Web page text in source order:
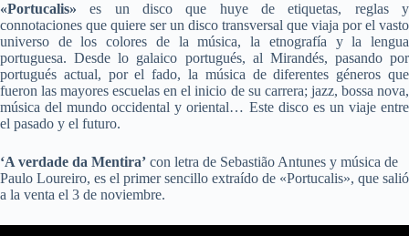
«Portucalis»es un disco que huye de etiquetas, reglas y
connotaciones que quiere ser un disco transversal que viaja por el vasto
universo de los colores de la música, la etnografía y la lengua
portuguesa. Desde lo galaico portugués, al Mirandés, pasando por
portugués actual, por el fado, la música de diferentes géneros que
fueron las mayores escuelas en el inicio de su carrera; jazz, bossa nova,
música del mundo occidental y oriental… Este disco es un viaje entre
el pasado y el futuro.
‘A verdade da Mentira’ con letra de Sebastião Antunes y música de
Paulo Loureiro, es el primer sencillo extraído de «Portucalis», que salió
a la venta el 3 de noviembre.